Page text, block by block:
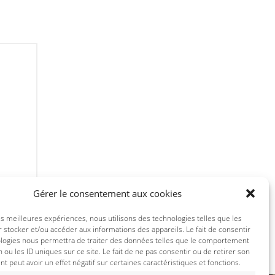
Gérer le consentement aux cookies
meilleures expériences, nous utilisons des technologies telles que les
stocker et/ou accéder aux informations des appareils. Le fait de consentir
nous permettra de traiter des données telles que le comportement
ou les ID uniques sur ce site. Le fait de ne pas consentir ou de retirer son
peut avoir un effet négatif sur certaines caractéristiques et fonctions.